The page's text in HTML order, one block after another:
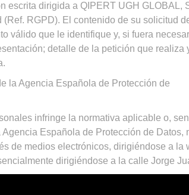
escrita dirigida a QIPERT UGH GLOBAL,
RGPD). El contenido de su solicitud
válido que le identifique y, si fuera
detalle de la petición que
la Agencia Española de Protección de
infringe la normativa aplicable o,
Española de Protección de Datos,
de medios electrónicos, dirigiéndose a la
dirigiéndose a la calle Jorge